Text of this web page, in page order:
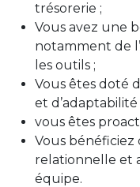
trésorerie ;
Vous avez une
notamment de
les outils ;
Vous êtes doté
et d’adaptabilité
vous êtes
Vous bénéficiez
relationnelle et
équipe.